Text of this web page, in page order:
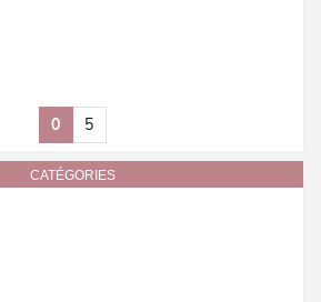
0 5
CATÉGORIES